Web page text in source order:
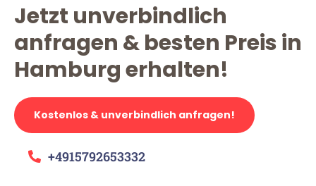
Jetzt unverbindlich
anfragen & besten Preis in
Hamburg erhalten!
Kostenlos & unverbindlich anfragen!
+4915792653332